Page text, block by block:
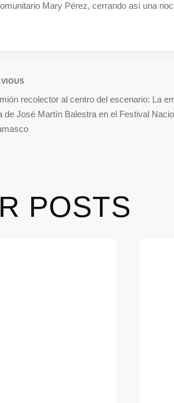
Mary Pérez, cerrando así una
recolector al centro del escenario: La
de José Martín Balestra en el Festival
POSTS